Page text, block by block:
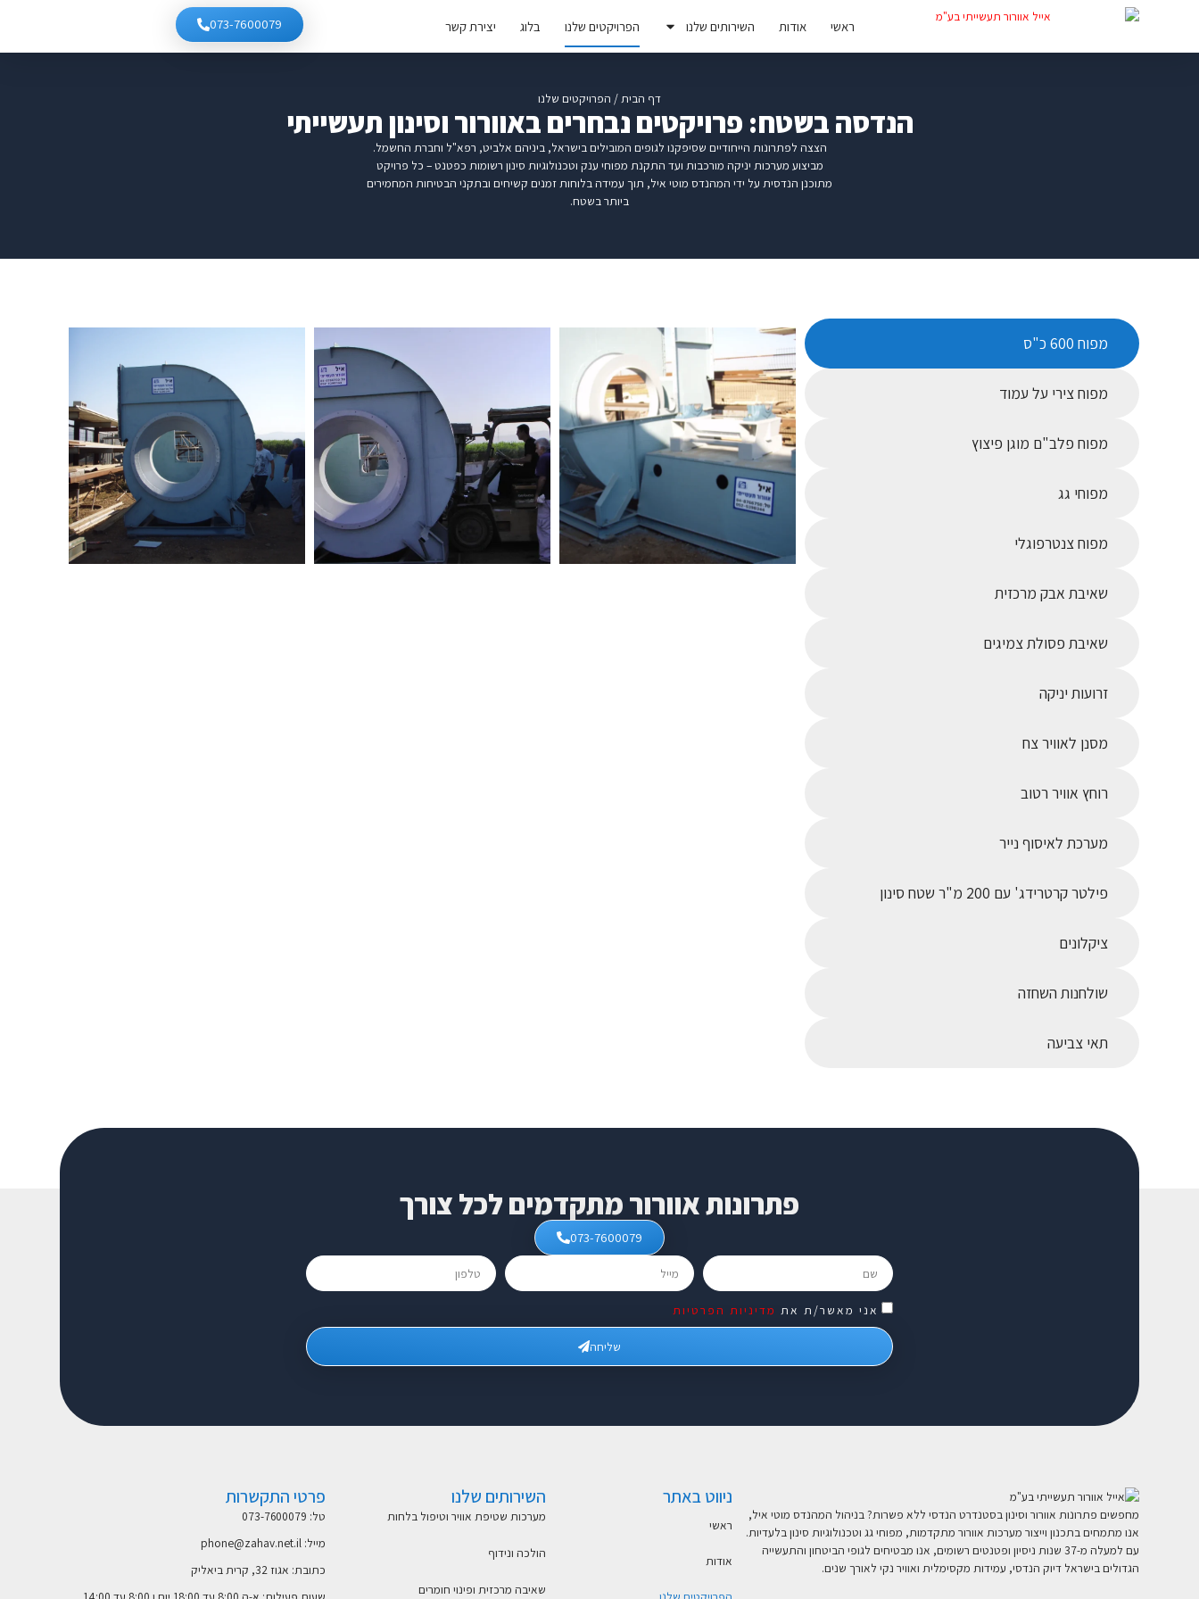
ראשי אודות השירותים שלנו הפרויקטים שלנו בלוג יצירת קשר 073-7600079
דף הבית/ הפרויקטים שלנו
הנדסה בשטח: פרויקטים נבחרים באוורור וסינון תעשייתי
הצצה לפתרונות הייחודיים שסיפקנו לגופים המובילים בישראל, ביניהם אלביט, רפא"ל וחברת החשמל.
מביצוע מערכות יניקה מורכבות ועד התקנת מפוחי ענק וטכנולוגיות סינון רשומות כפטנט – כל פרויקט
מתוכנן הנדסית על ידי המהנדס מוטי איל, תוך עמידה בלוחות זמנים קשיחים ובתקני הבטיחות המחמירים
ביותר בשטח.
מפוח 600 כ"ס
מפוח צירי על עמוד
מפוח פלב"ם מוגן פיצוץ
מפוחי גג
מפוח צנטרפוגלי
שאיבת אבק מרכזית
שאיבת פסולת צמיגים
זרועות יניקה
מסנן לאוויר צח
רוחץ אוויר רטוב
מערכת לאיסוף נייר
פילטר קרטרידג' עם 200 מ"ר שטח סינון
ציקלונים
שולחנות השחזה
תאי צביעה
פתרונות אוורור מתקדמים לכל צורך
073-7600079
אני מאשר/ת את מדיניות הפרטיות
שליחה
מחפשים פתרונות אוורור וסינון בסטנדרט הנדסי ללא פשרות? בניהול המהנדס מוטי איל,
אנו מתמחים בתכנון וייצור מערכות אוורור מתקדמות, מפוחי גג וטכנולוגיות סינון בלעדיות.
עם למעלה מ-37 שנות ניסיון ופטנטים רשומים, אנו מבטיחים לגופי הביטחון והתעשייה
הגדולים בישראל דיוק הנדסי, עמידות מקסימלית ואוויר נקי לאורך שנים.
ניווט באתר
ראשי
אודות
השירותים שלנו
מערכות שטיפת אוויר וטיפול בלחות
הולכה ונידוף
שאיבה מרכזית ופינוי חומרים
פרטי התקשרות
טל: 073-7600079
מייל: phone@zahav.net.il
כתובת: אגוז 32, קרית ביאליק